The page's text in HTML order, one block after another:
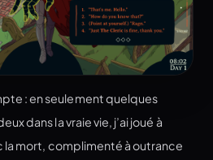
: en seulement quelques
dans la vraie vie, j’ai joué à
la mort, complimenté à outrance